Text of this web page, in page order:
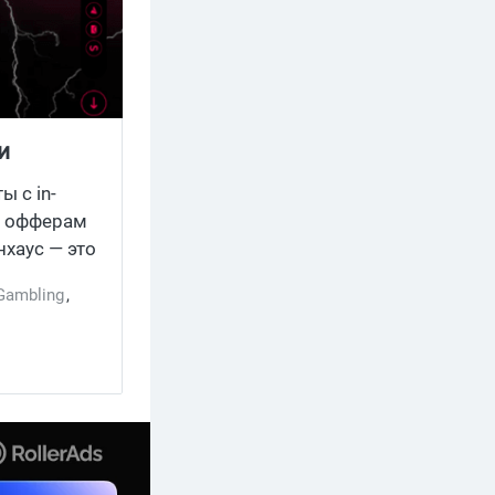
с in-
офферам
— это
,